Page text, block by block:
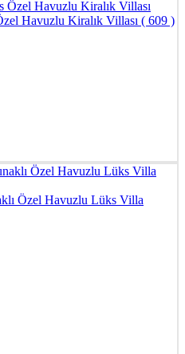
Havuzlu Kiralık Villası ( 609 )
Özel Havuzlu Lüks Villa